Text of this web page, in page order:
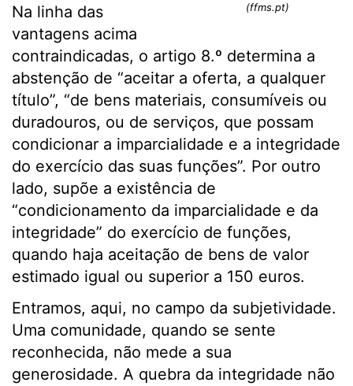
(ffms.pt)
Na linha das
vantagens acima
contraindicadas, o artigo 8.º determina a
abstenção de “aceitar a oferta, a qualquer
título”, “de bens materiais, consumíveis ou
duradouros, ou de serviços, que possam
condicionar a imparcialidade e a integridade
do exercício das suas funções”. Por outro
lado, supõe a existência de
“condicionamento da imparcialidade e da
integridade” do exercício de funções,
quando haja aceitação de bens de valor
estimado igual ou superior a 150 euros.
Entramos, aqui, no campo da subjetividade.
Uma comunidade, quando se sente
reconhecida, não mede a sua
generosidade. A quebra da integridade não